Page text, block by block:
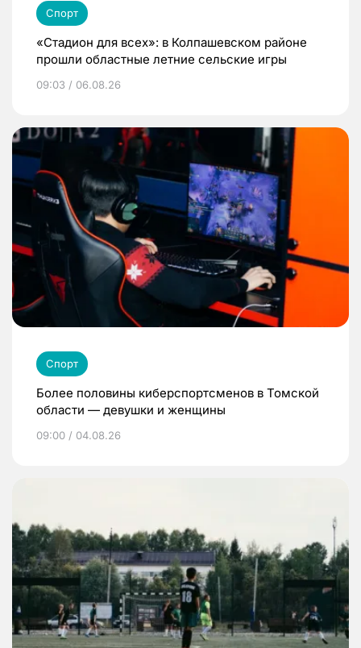
Спорт
«Стадион для всех»: в Колпашевском районе
прошли областные летние сельские игры
09:03 / 06.08.26
Спорт
Более половины киберспортсменов в Томской
области — девушки и женщины
09:00 / 04.08.26